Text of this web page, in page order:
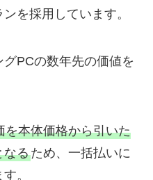
を採用しています。
PCの数年先の価値を
を本体価格から引いた
なるため、一括払いに
。